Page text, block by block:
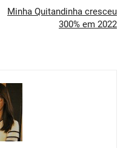
Minha Quitandinha cresceu
300% em 2022